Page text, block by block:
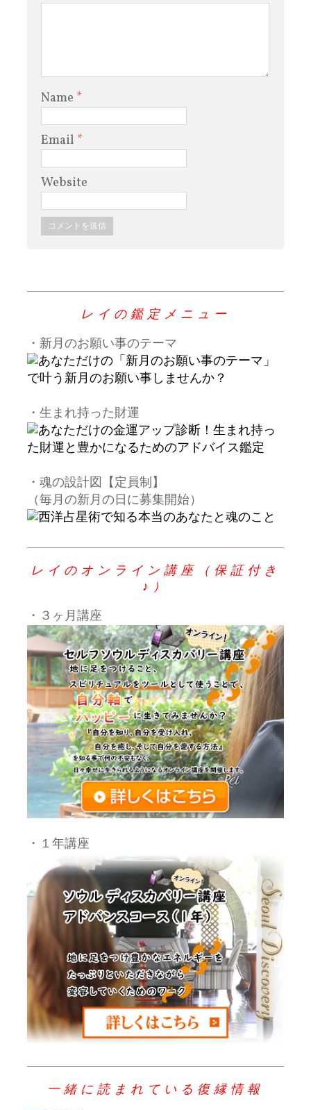
Name *
Email *
Website
レイの鑑定メニュー
・新月のお願い事のテーマ
・生まれ持った財運
・魂の設計図【定員制】
（毎月の新月の日に募集開始）
レイのオンライン講座（保証付き
♪）
・３ヶ月講座
・１年講座
一緒に読まれている復縁情報